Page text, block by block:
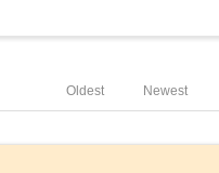
Newest
Oldest